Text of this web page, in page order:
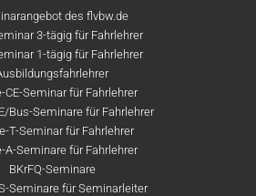
des flvbw.de
3-tägig für Fahrlehrer
1-tägig für Fahrlehrer
CE-Seminar für Fahrlehrer
Bus-Seminare für Fahrlehrer
T-Seminar für Fahrlehrer
A-Seminare für Fahrlehrer
BKrFQ-Seminare
Seminare für Seminarleiter